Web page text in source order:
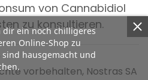
von Cannabidiol
zu konsultieren.
dir ein noch chilligeres
Online-Shop zu
sind hausgemacht und
vorbehalten, Nostras SA